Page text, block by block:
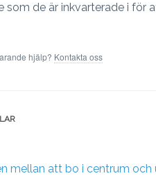
som de är inkvarterade i för
hjälp? Kontakta oss
mellan att bo i centrum